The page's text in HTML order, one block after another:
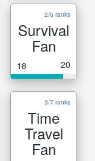
2/6 ranks
Survival
Fan
18 20
3/7 ranks
Time
Travel
Fan